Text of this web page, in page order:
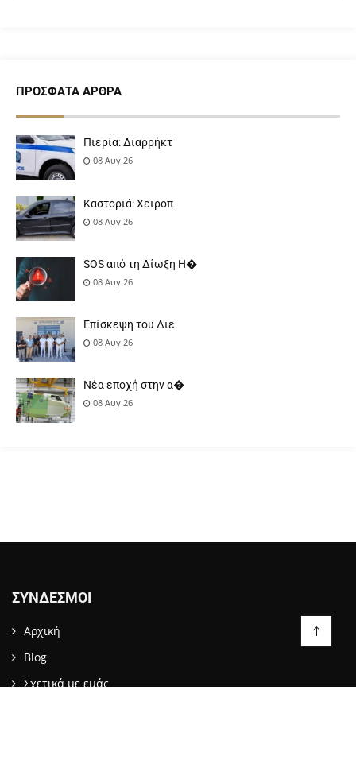
ΠΡΌΣΦΑΤΑ ΆΡΘΡΑ
Πιερία: Διαρρήκτ
08 Αυγ 26
Καστοριά: Χειροπ
08 Αυγ 26
SOS από τη Δίωξη Η�
08 Αυγ 26
Επίσκεψη του Διε
08 Αυγ 26
Νέα εποχή στην α�
08 Αυγ 26
ΣΎΝΔΕΣΜΟΙ
Αρχική
Blog
Σχετικά με εμάς